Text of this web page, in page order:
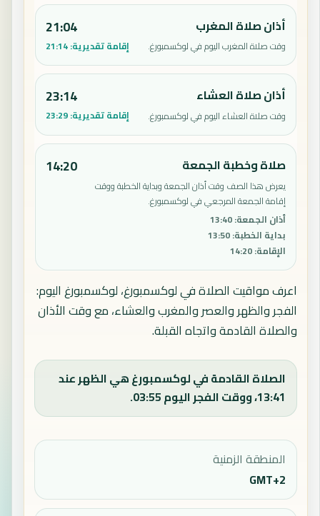
أذان صلاة المغرب
وقت صلاة المغرب اليوم في لوكسمبورغ.
21:04
إقامة تقديرية:21:14
أذان صلاة العشاء
وقت صلاة العشاء اليوم في لوكسمبورغ.
23:14
إقامة تقديرية:23:29
صلاة وخطبة الجمعة
يعرض هذا الصف وقت أذان الجمعة وبداية الخطبة ووقت
إقامة الجمعة المرجعي في لوكسمبورغ.
أذان الجمعة:
13:40
بداية الخطبة:
13:50
الإقامة:
14:20
14:20
اعرف مواقيت الصلاة في لوكسمبورغ، لوكسمبورغ اليوم:
الفجر والظهر والعصر والمغرب والعشاء، مع وقت الأذان
والصلاة القادمة واتجاه القبلة.
الصلاة القادمة في لوكسمبورغ هي الظهر عند
13:41، ووقت الفجر اليوم 03:55.
المنطقة الزمنية
GMT+2